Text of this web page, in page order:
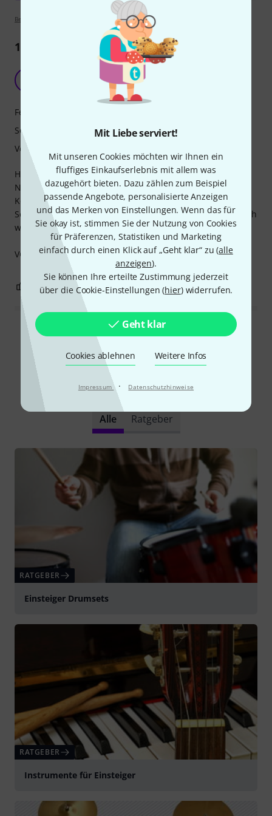
Mit Liebe serviert!
Mit unseren Cookies möchten wir Ihnen ein
fluffiges Einkaufserlebnis mit allem was
dazugehört bieten. Dazu zählen zum Beispiel
passende Angebote, personalisierte Anzeigen
und das Merken von Einstellungen. Wenn das für
Sie okay ist, stimmen Sie der Nutzung von Cookies
für Präferenzen, Statistiken und Marketing
einfach durch einen Klick auf „Geht klar“ zu (alle
anzeigen).
Sie können Ihre erteilte Zustimmung jederzeit
über die Cookie-Einstellungen (hier) widerrufen.
Geht klar
Cookies ablehnen Weitere Infos
Impressum · Datenschutzhinweise
Bewertungsrichtlinien
1
Thomas223 15.11.2024
Hallo,
Nun ich bin mit dem Set ,bei allen Dingen ,egal ob es die
Kessel, die Hardware, die Verarbeitung und vor allem der
Sound, für diese Preisklasse mehr als zufrieden. Erstaunlich
was bei so einem kleinen Geld möglich ist.
VG Thomas
Features
Sound
Verarbeitung
0 BEWERTUNG MELDEN
Alle Bewertungen lesen
Schon gewusst?
Alle Ratgeber
RATGEBER
Einsteiger Drumsets
RATGEBER
Instrumente für Einsteiger